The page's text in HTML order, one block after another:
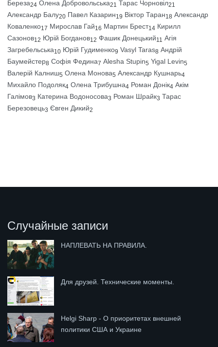
Береза24 Олена Добровольська21 Тарас Чорновіл21
Александр Балу20 Павел Казарин19 Віктор Таран18 Александр
Коваленко17 Мирослав Гай16 Мартин Брест14 Кирилл
Сазонов12 Юрій Богданов12 Фашик Донецький11 Агія
Загребельська10 Юрій Гудименко9 Vasyl Taras8 Андрій
Баумейстер8 Софія Федина7 Alesha Stupin5 Yigal Levin5
Валерій Калниш5 Олена Монова5 Александр Кушнарь4
Михайло Подоляк4 Олена Трибушна4 Роман Донік4 Акім
Галімов3 Катерина Водоносова3 Роман Шрайк3 Тарас
Березовець3 Євген Дикий2
Случайные записи
НАПЛЕВАТЬ НА ПРАВИЛА.
Для друзей. Технические моменты.
Helgi Sharp - О приоритетах внешней
политики США и Украине